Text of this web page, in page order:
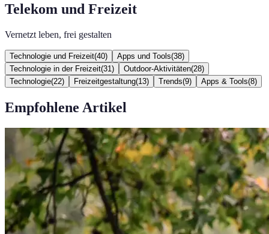
Telekom und Freizeit
Vernetzt leben, frei gestalten
Technologie und Freizeit(40) Apps und Tools(38)
Technologie in der Freizeit(31 ) Outdoor-Aktivitäten(28)
Technologie(22) Freizeitgestaltung(13) Trends(9) Apps & Tools(8)
Empfohlene Artikel